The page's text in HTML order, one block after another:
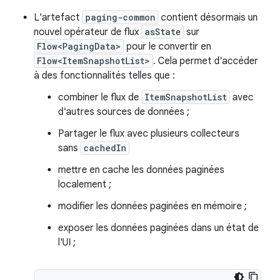
L'artefact paging-common contient désormais un
nouvel opérateur de flux asState sur
Flow<PagingData> pour le convertir en
Flow<ItemSnapshotList> . Cela permet d'accéder
à des fonctionnalités telles que :
combiner le flux de ItemSnapshotList avec
d'autres sources de données ;
Partager le flux avec plusieurs collecteurs
sans cachedIn
mettre en cache les données paginées
localement ;
modifier les données paginées en mémoire ;
exposer les données paginées dans un état de
l'UI ;